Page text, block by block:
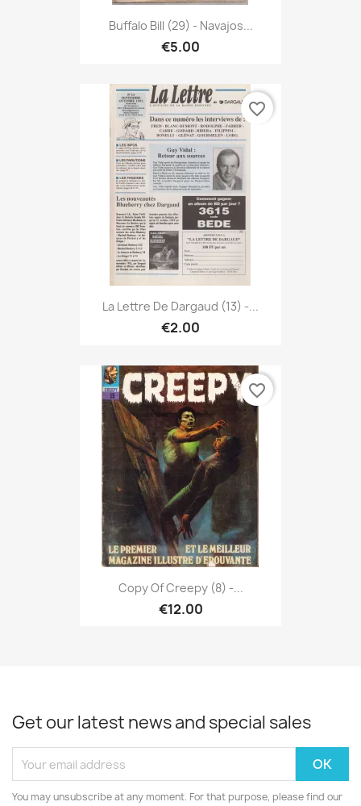
Buffalo Bill (29) - Navajos...
€5.00
La Lettre De Dargaud (13) -...
€2.00
favorite_border
Copy Of Creepy (8) -...
€12.00
favorite_border
Get our latest news and special sales
You may unsubscribe at any moment. For that purpose, please find our